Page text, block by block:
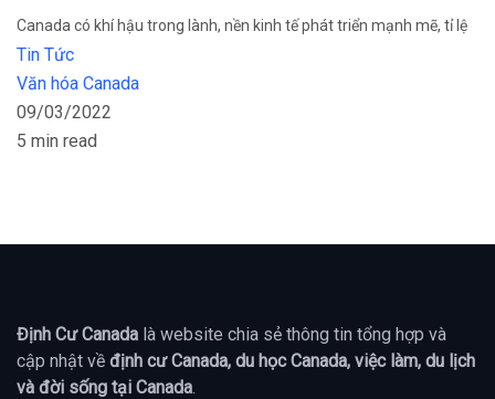
Canada có khí hậu trong lành, nền kinh tế phát triển mạnh mẽ, tỉ lệ
Tin Tức
Văn hóa Canada
09/03/2022
5 min read
Định Cư Canada là website chia sẻ thông tin tổng hợp và
cập nhật về định cư Canada, du học Canada, việc làm, du lịch
và đời sống tại Canada